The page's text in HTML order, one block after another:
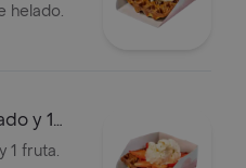
helado.
y 1
1 fruta.